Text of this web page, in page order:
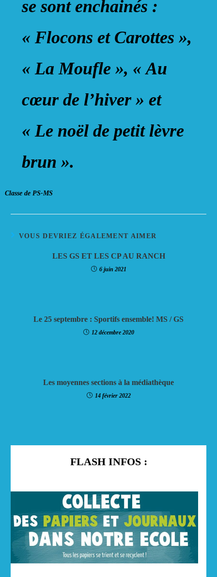
se sont enchainés :
« Flocons et Carottes »,
« La Moufle », « Au
cœur de l’hiver » et
« Le noël de petit lèvre
brun ».
Classe de PS-MS
VOUS DEVRIEZ ÉGALEMENT AIMER
LES GS ET LES CP AU RANCH
6 juin 2021
Le 25 septembre : Sportifs ensemble! MS / GS
12 décembre 2020
Les moyennes sections à la médiathèque
14 février 2022
FLASH INFOS :